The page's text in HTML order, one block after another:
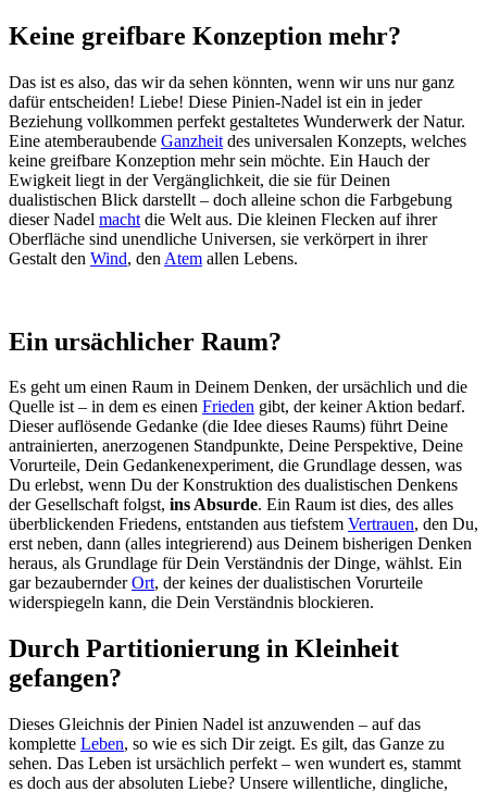
Keine greifbare Konzeption mehr?
Das ist es also, das wir da sehen könnten, wenn wir uns nur ganz
dafür entscheiden! Liebe! Diese Pinien-Nadel ist ein in jeder
Beziehung vollkommen perfekt gestaltetes Wunderwerk der Natur.
Eine atemberaubende Ganzheit des universalen Konzepts, welches
keine greifbare Konzeption mehr sein möchte. Ein Hauch der
Ewigkeit liegt in der Vergänglichkeit, die sie für Deinen
dualistischen Blick darstellt – doch alleine schon die Farbgebung
dieser Nadel macht die Welt aus. Die kleinen Flecken auf ihrer
Oberfläche sind unendliche Universen, sie verkörpert in ihrer
Gestalt den Wind, den Atem allen Lebens.
Ein ursächlicher Raum?
Es geht um einen Raum in Deinem Denken, der ursächlich und die
Quelle ist – in dem es einen Frieden gibt, der keiner Aktion bedarf.
Dieser auflösende Gedanke (die Idee dieses Raums) führt Deine
antrainierten, anerzogenen Standpunkte, Deine Perspektive, Deine
Vorurteile, Dein Gedankenexperiment, die Grundlage dessen, was
Du erlebst, wenn Du der Konstruktion des dualistischen Denkens
der Gesellschaft folgst, ins Absurde. Ein Raum ist dies, des alles
überblickenden Friedens, entstanden aus tiefstem Vertrauen, den Du,
erst neben, dann (alles integrierend) aus Deinem bisherigen Denken
heraus, als Grundlage für Dein Verständnis der Dinge, wählst. Ein
gar bezaubernderOrt, der keines der dualistischen Vorurteile
widerspiegeln kann, die Dein Verständnis blockieren.
Durch Partitionierung in Kleinheit
gefangen?
Dieses Gleichnis der Pinien Nadel ist anzuwenden – auf das
komplette Leben, so wie es sich Dir zeigt. Es gilt, das Ganze zu
sehen. Das Leben ist ursächlich perfekt – wen wundert es, stammt
es doch aus der absoluten Liebe? Unsere willentliche, dingliche,